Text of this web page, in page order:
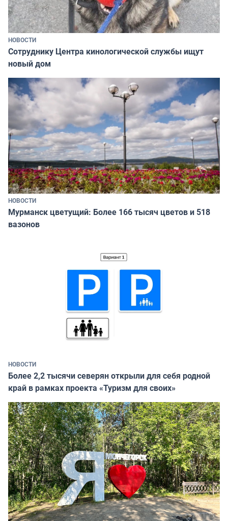
НОВОСТИ
Сотруднику Центра кинологической службы ищут
новый дом
НОВОСТИ
Мурманск цветущий: Более 166 тысяч цветов и 518
вазонов
НОВОСТИ
Более 2,2 тысячи северян открыли для себя родной
край в рамках проекта «Туризм для своих»